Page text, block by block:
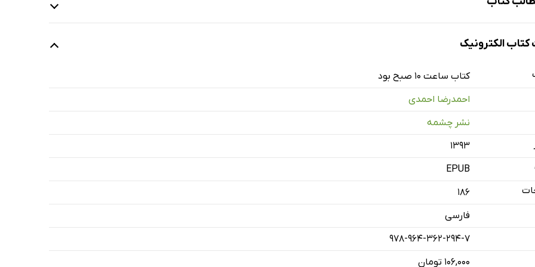
الکترونیک
کتاب ساعت 10 صبح بود
احمدرضا احمدی
نشر چشمه
۱۳۹۳
EPUB
186
فارسی
978-964-362-294-7
۱۰۶,۰۰۰ تومان